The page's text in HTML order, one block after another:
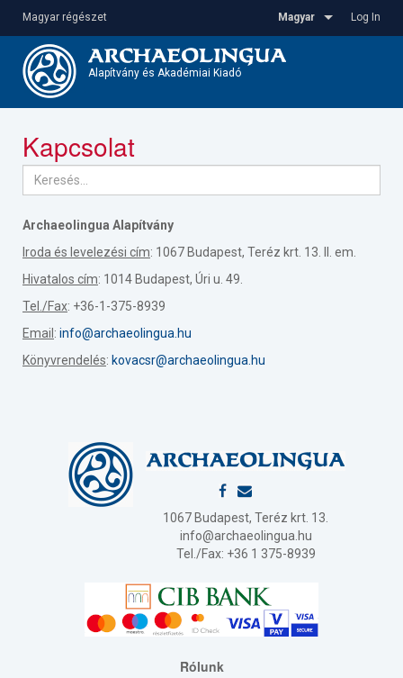
tartalomra
Magyar régészet Log In
Magyar
Alapítvány és Akadémiai Kiadó
Kapcsolat
Archaeolingua Alapítvány
Iroda és levelezési cím: 1067 Budapest, Teréz krt. 13. II. em.
Hivatalos cím: 1014 Budapest, Úri u. 49.
Tel./Fax: +36-1-375-8939
Email : info@archaeolingua.hu
Könyvrendelés: kovacsr@archaeolingua.hu
1067 Budapest, Teréz krt. 13.
info@archaeolingua.hu
Tel./Fax: +36 1 375-8939
Rólunk